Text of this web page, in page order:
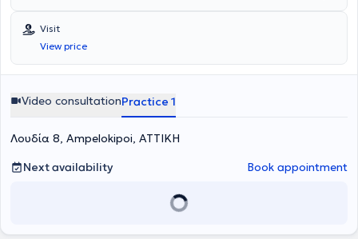
Visit
View price
Video consultationPractice 1
Λουδία 8, Ampelokipoi, ΑΤΤΙΚΗ
Next availability
Book appointment